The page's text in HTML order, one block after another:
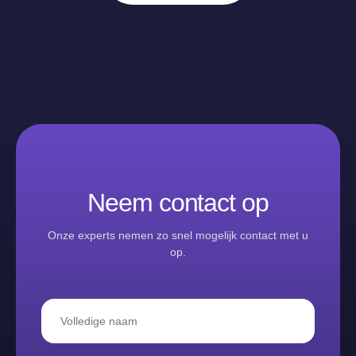
Neem contact op
Onze experts nemen zo snel mogelijk contact met u
op.